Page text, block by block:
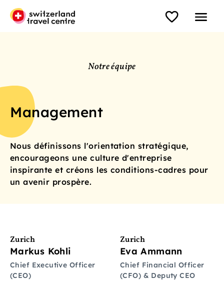
Notre équipe
Management
Nous définissons l'orientation stratégique,
encourageons une culture d'entreprise
inspirante et créons les conditions-cadres pour
un avenir prospère.
Zurich
Markus Kohli
Chief Executive Officer
(CEO)
Zurich
Eva Ammann
Chief Financial Officer
(CFO) & Deputy CEO